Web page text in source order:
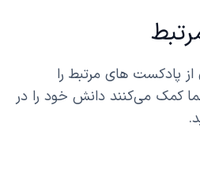
پادکست های مرتبط را
کمک می‌کنند دانش خود را در